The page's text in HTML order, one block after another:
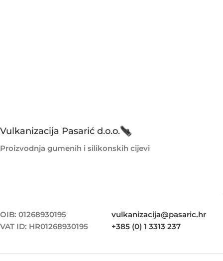
Vulkanizacija Pasarić d.o.o.
Proizvodnja gumenih i silikonskih cijevi
OIB: 01268930195
VAT ID: HR01268930195
vulkanizacija@pasaric.hr
+385 (0) 1 3313 237